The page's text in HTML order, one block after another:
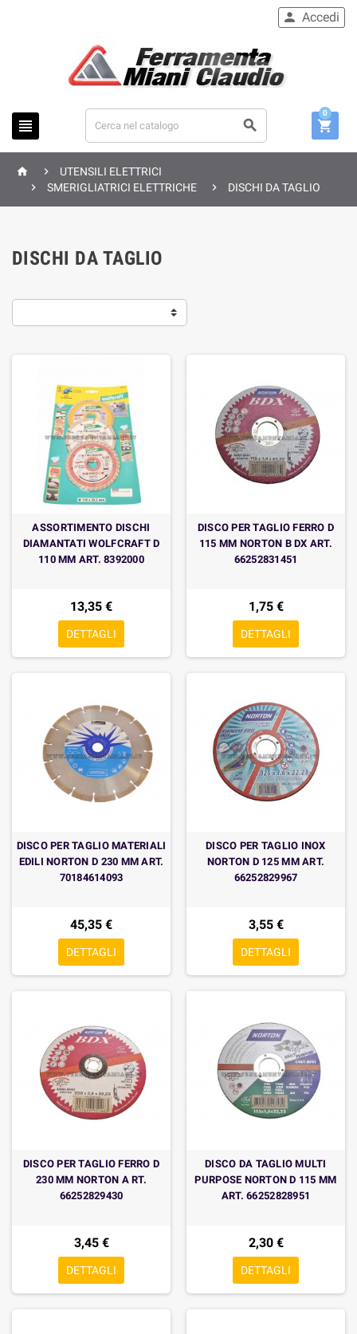
 
 Accedi

0
 
UTENSILI ELETTRICI

SMERIGLIATRICI ELETTRICHE  DISCHI DA TAGLIO
DISCHI DA TAGLIO
ASSORTIMENTO DISCHI
DIAMANTATI WOLFCRAFT D
110 MM ART. 8392000
13,35 €
DETTAGLI
DISCO PER TAGLIO FERRO D
115 MM NORTON B DX ART.
66252831451
1,75 €
DETTAGLI
DISCO PER TAGLIO MATERIALI
EDILI NORTON D 230 MM ART.
70184614093
45,35 €
DETTAGLI
DISCO PER TAGLIO INOX
NORTON D 125 MM ART.
66252829967
3,55 €
DETTAGLI
DISCO PER TAGLIO FERRO D
230 MM NORTON A RT.
66252829430
3,45 €
DETTAGLI
DISCO DA TAGLIO MULTI
PURPOSE NORTON D 115 MM
ART. 66252828951
2,30 €
DETTAGLI